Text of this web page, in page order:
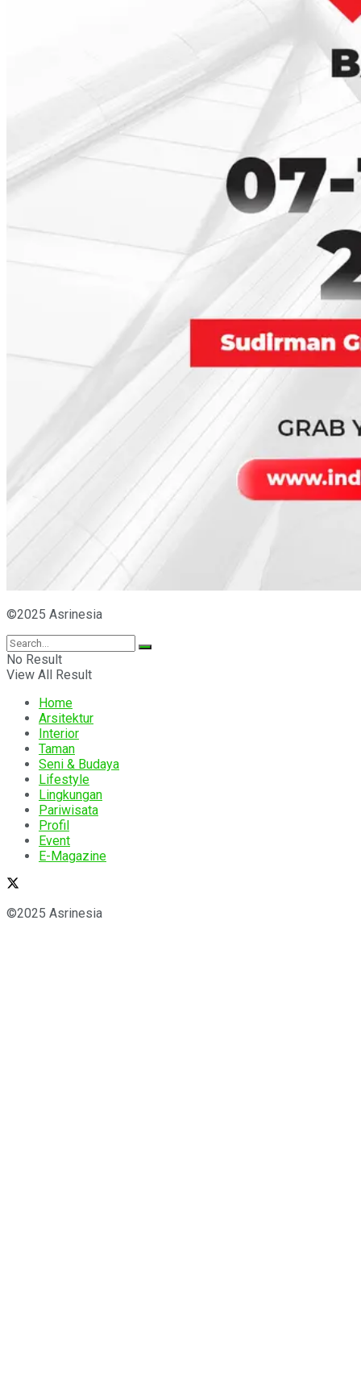
©2025 Asrinesia
No Result
View All Result
Home
Arsitektur
Interior
Taman
Seni & Budaya
Lifestyle
Lingkungan
Pariwisata
Profil
Event
E-Magazine
©2025 Asrinesia